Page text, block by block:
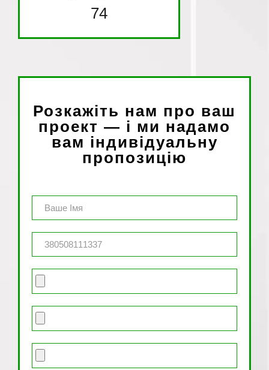
74
Розкажіть нам про ваш
проект — і ми надамо
вам індивідуальну
пропозицію